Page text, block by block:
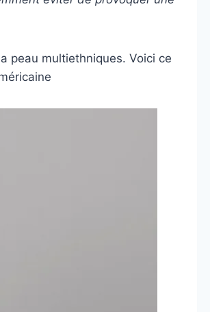
peau multiethniques. Voici ce